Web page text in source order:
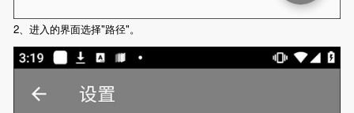
2、进入的界面选择"路径"。